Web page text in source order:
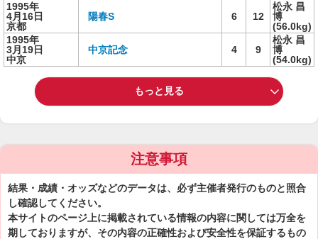
1995年
4月16日
京都
陽春S 6 12
松永 昌
博
(56.0kg)
1995年
3月19日
中京
中京記念 4 9
松永 昌
博
(54.0kg)
もっと見る
注意事項
結果・成績・オッズなどのデータは、必ず主催者発行のものと照合
し確認してください。
本サイトのページ上に掲載されている情報の内容に関しては万全を
期しておりますが、その内容の正確性および安全性を保証するもの